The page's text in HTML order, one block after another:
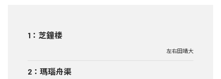
1 ： 芝鐘楼
左右田靖大
2 ： 瑪瑙舟渠